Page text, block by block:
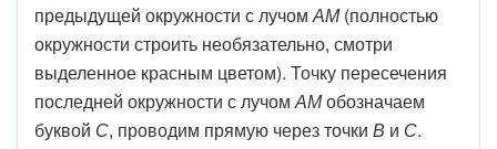
предыдущей окружности с лучомАМ(полностью
окружности строить необязательно, смотри
выделенное красным цветом). Точку пересечения
последней окружности с лучомАМобозначаем
буквой С, проводим прямую через точки В и С.